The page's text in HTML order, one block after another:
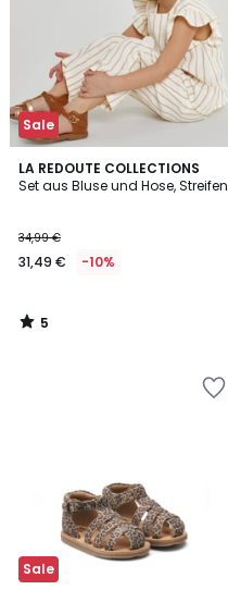
Sale
LA REDOUTE COLLECTIONS
Set aus Bluse und Hose, Streifen
34,99 €
31,49 € -10%
5
/
5
/
Sale